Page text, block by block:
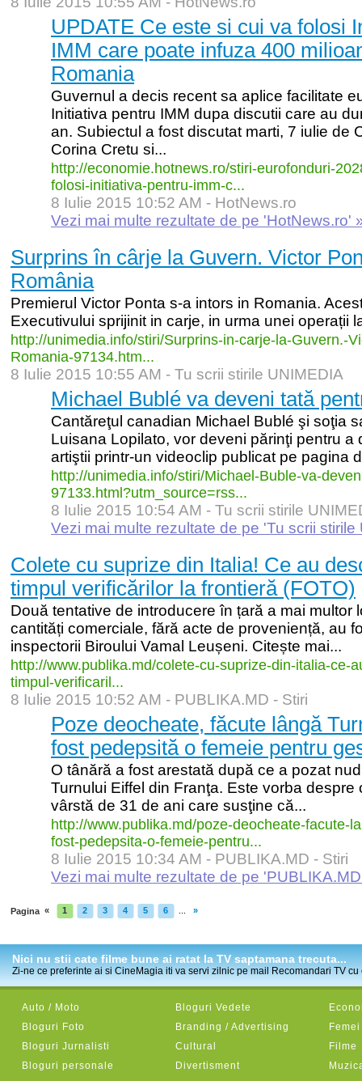
UPDATE Ce este si cui va folosi
IMM care poate infuza 400
Romania
Guvernul a decis recent sa aplice facilitate
Initiativa pentru IMM dupa discutii care au
an. Subiectul a fost discutat marti, 7 iulie de
Corina Cretu si...
http://economie.hotnews.ro/stiri-eurofonduri-
folosi-initiativa-pentru-imm-c...
8 Iulie 2015 10:52 AM - HotNews.ro
Vezi mai multe rezultate de pe 'HotNews.ro'
Surprins în cârje la Guvern. Victor
România
Premierul Victor Ponta s-a intors in Romania.
Executivului sprijinit in carje, in urma unei operații
http://unimedia.info/stiri/Surprins-in-carje- la-Guvern.-
Romania-97134.htm...
8 Iulie 2015 10:55 AM - Tu scrii stirile UNIMEDIA
Michael Bublé va deveni tată
Cantăreţul canadian Michael Bublé şi soţia
Luisana Lopilato, vor deveni părinţi pentru a
artiştii printr-un videoclip publicat pe pagina
http://unimedia.info/stiri/Michael-Buble-va-
97133.html?utm_ source=rss...
8 Iulie 2015 10:54 AM - Tu scrii stirile
Vezi mai multe rezultate de pe 'Tu scrii stirile
Colete cu suprize din Italia! Ce au
timpul verificărilor la frontieră (FOTO)
Două tentative de introducere în țară a mai multor
cantități comerciale, fără acte de proveniență, au
inspectorii Biroului Vamal Leușeni. Citește mai...
http://www.publika.md/colete-cu-suprize-din-italia-ce-
timpul-verificaril...
8 Iulie 2015 10:52 AM - PUBLIKA.MD - Stiri
Poze deocheate, făcute lângă
fost pedepsită o femeie pentru
O tânără a fost arestată după ce a pozat
Turnului Eiffel din Franţa. Este vorba despre
vârstă de 31 de ani care susţine că...
http://www.publika.md/poze-deocheate-facute-
fost-pedepsita-o-femeie-pentru...
8 Iulie 2015 10:34 AM - PUBLIKA.MD - Stiri
Vezi mai multe rezultate de pe
Pagina « 1 2 3 4 5 6 »
Nici nu stii cate filme bune ai ratat la TV saptamana trecuta...
Zi-ne ce preferinte ai si CineMagia iti va servi zilnic pe mail Recomandari TV
Auto / Moto
Bloguri Foto
Bloguri Jurnalisti
Bloguri personale
Bloguri Vedete
Branding / Advertising
Cultural
Divertisment
Femei
Filme